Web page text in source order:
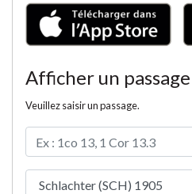
Afficher un passage
Veuillez saisir un passage.